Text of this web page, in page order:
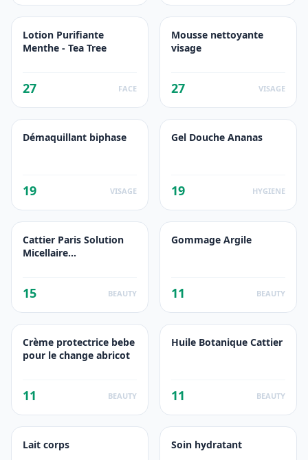
Lotion Purifiante
Menthe - Tea Tree
27 FACE
Mousse nettoyante
visage
27 VISAGE
Démaquillant biphase
19 VISAGE
Gel Douche Ananas
19 HYGIENE
Cattier Paris Solution
Micellaire
D'eau&quot;
15 BEAUTY
Gommage Argile
11 BEAUTY
Crème protectrice bebe
pour le change abricot
11 BEAUTY
Huile Botanique Cattier
11 BEAUTY
Lait corps Soin hydratant